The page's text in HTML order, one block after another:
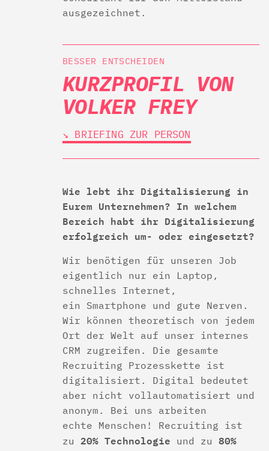
ausgezeichnet.
BESSER ENTSCHEIDEN
KURZPROFIL VON
VOLKER FREY
↘︎ BRIEFING ZUR PERSON
Wie lebt ihr Digitalisierung in
Eurem Unternehmen? In welchem
Bereich habt ihr Digitalisierung
erfolgreich um- oder eingesetzt?
Wir benötigen für unseren Job
eigentlich nur ein Laptop,
schnelles Internet,
ein Smartphone und gute Nerven.
Wir können theoretisch von jedem
Ort der Welt auf unser internes
CRM zugreifen. Die gesamte
Recruiting Prozesskette ist
digitalisiert. Digital bedeutet
aber nicht vollautomatisiert und
anonym. Bei uns arbeiten
echte Menschen! Recruiting ist
zu 20% Technologie und zu 80%